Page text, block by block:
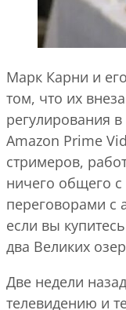
Марк Карни и
том, что их
регулирования
Amazon Prime
стримеров,
ничего общего
переговорами с
если вы
два Великих
Две недели
телевидению и